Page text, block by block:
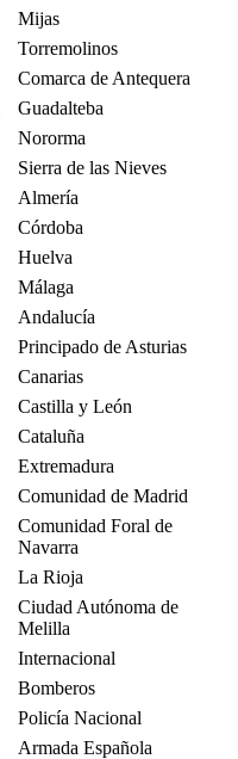
Mijas
Torremolinos
Comarca de Antequera
Guadalteba
Nororma
Sierra de las Nieves
Almería
Córdoba
Huelva
Málaga
Andalucía
Principado de Asturias
Canarias
Castilla y León
Cataluña
Extremadura
Comunidad de Madrid
Comunidad Foral de
Navarra
La Rioja
Ciudad Autónoma de
Melilla
Internacional
Bomberos
Policía Nacional
Armada Española